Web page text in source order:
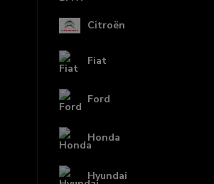
Citroën
Fiat
Ford
Honda
Hyundai